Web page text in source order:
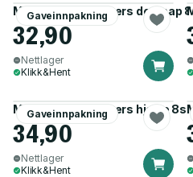
Gaveinnpakning
Merkelapper stickers dompap
32,90
Nettlager
Klikk&Hent
Gaveinnpakning
Merkelapper stickers hjerte
34,90
Nettlager
Klikk&Hent